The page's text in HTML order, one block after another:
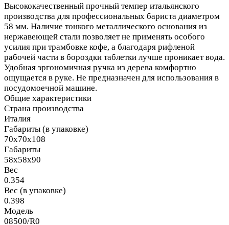
Высококачественный прочный темпер итальянского
производства для профессиональных бариста диаметром
58 мм. Наличие тонкого металлического основания из
нержавеющей стали позволяет не применять особого
усилия при трамбовке кофе, а благодаря рифленой
рабочей части в бороздки таблетки лучше проникает вода.
Удобная эргономичная ручка из дерева комфортно
ощущается в руке. Не предназначен для использования в
посудомоечной машине.
Общие характеристики
Страна производства
Италия
Габариты (в упаковке)
70х70х108
Габариты
58х58х90
Вес
0.354
Вес (в упаковке)
0.398
Модель
08500/R0